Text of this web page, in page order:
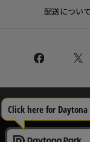
配送について
コーポレートサイト
プライバシーポリ
当サイトでは利用体験